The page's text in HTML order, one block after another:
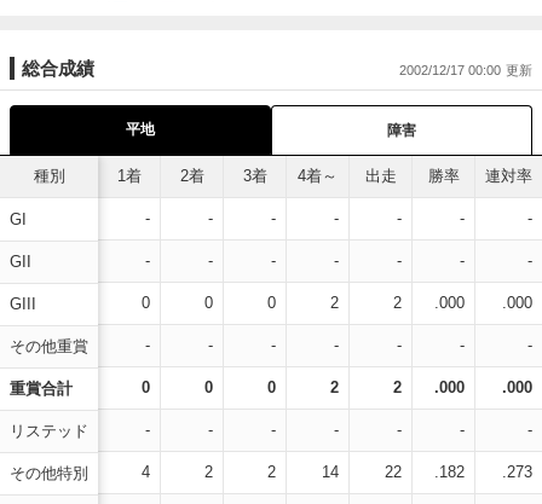
総合成績 2002/12/17 00:00
平地 障害
種別
GI
GII
GIII
その他重賞
重賞合計
リステッド
その他特別
1着 2着 3着 4着～ 出走 勝率 連対率
- - - - - - -
- - - - - - -
0 0 0 2 2 .000 .000
- - - - - - -
0 0 0 2 2 .000 .000
- - - - - - -
4 2 2 14 22 .182 .273